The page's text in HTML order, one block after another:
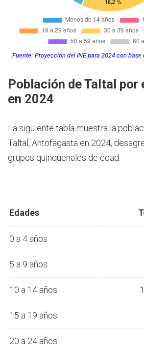
Fuente: Proyección del INE para 2024 con base
Población de Taltal por
en 2024
La siguiente tabla muestra la
Taltal, Antofagasta en 2024,
grupos quinquenales de edad.
Edades
0 a 4 años
5 a 9 años
10 a 14 años
15 a 19 años
20 a 24 años